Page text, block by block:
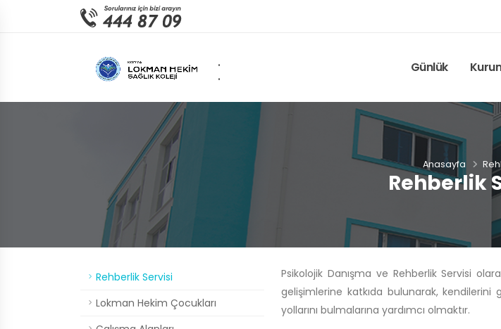
.
.
Günlük
Rehberlik
Anasayfa
Rehberlik Servisi
Lokman Hekim Çocukları
Psikolojik Danışma ve Rehberlik Servisi
gelişimlerine katkıda bulunarak,
yollarını bulmalarına yardımcı olmaktır.